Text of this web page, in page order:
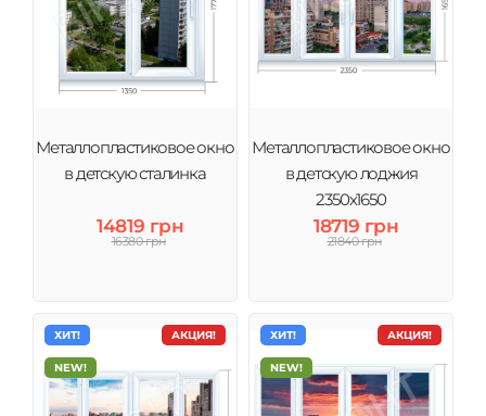
Металлопластиковое окно
в детскую сталинка
14819 грн
16380 грн
Металлопластиковое окно
в детскую лоджия
2350х1650
18719 грн
21840 грн
АКЦИЯ!
ХИТ!
NEW!
АКЦИЯ!
ХИТ!
NEW!